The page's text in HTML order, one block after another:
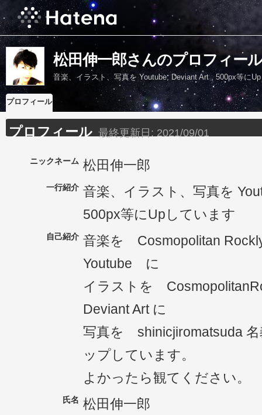
松田伸一郎さんのプロフィール
音楽、イラスト、写真を Youtube, Deviant Art , 500px等に
プロフィール
プロフィール 最終更新日: 2021/09/01
ニックネーム 松田伸一郎
一行紹介 音楽、イラスト、写真を
500px等にUpしています
自己紹介 音楽を Cosmopolitan
Youtube に
イラストを
Deviant Art に
写真を shinicjiromatsuda
ップしています。
よかったら観てください。
氏名 松田伸一郎